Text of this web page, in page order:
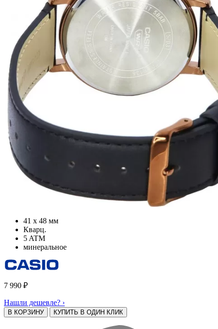
41 х 48 мм
Кварц.
5 ATM
минеральное
7 990 ₽
Нашли дешевле? ›
В КОРЗИНУ КУПИТЬ В ОДИН КЛИК